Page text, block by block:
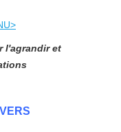
l'agrandir et